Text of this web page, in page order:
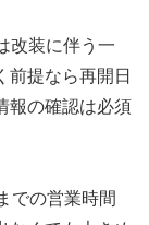
改装に伴う一
前提なら再開日
報の確認は必須
での営業時間